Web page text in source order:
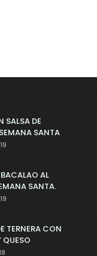
SALSA DE
SANTA
AL
SANTA.
TERNERA CON
QUESO